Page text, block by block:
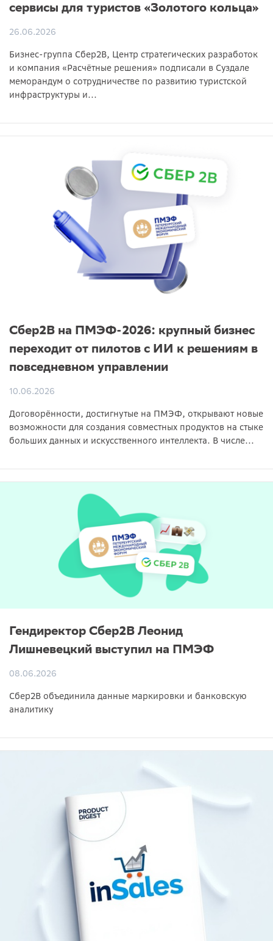
сервисы для туристов «Золотого кольца»
26.06.2026
Бизнес-группа Сбер2B, Центр стратегических разработок
и компания «Расчётные решения» подписали в Суздале
меморандум о сотрудничестве по развитию туристской
инфраструктуры и...
Сбер2B на ПМЭФ-2026: крупный бизнес
переходит от пилотов с ИИ к решениям в
повседневном управлении
10.06.2026
Договорённости, достигнутые на ПМЭФ, открывают новые
возможности для создания совместных продуктов на стыке
больших данных и искусственного интеллекта. В числе...
Гендиректор Сбер2B Леонид
Лишневецкий выступил на ПМЭФ
08.06.2026
Сбер2B объединила данные маркировки и банковскую
аналитику